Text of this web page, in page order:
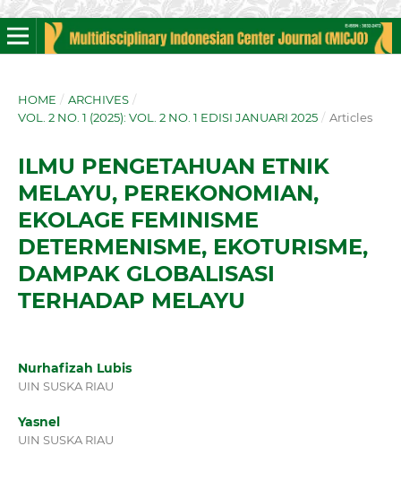
HOME / ARCHIVES /
VOL. 2 NO. 1 (2025): VOL. 2 NO. 1 EDISI JANUARI 2025 / Articles
ILMU PENGETAHUAN ETNIK
MELAYU, PEREKONOMIAN,
EKOLAGE FEMINISME
DETERMENISME, EKOTURISME,
DAMPAK GLOBALISASI
TERHADAP MELAYU
Nurhafizah Lubis
UIN SUSKA RIAU
Yasnel
UIN SUSKA RIAU